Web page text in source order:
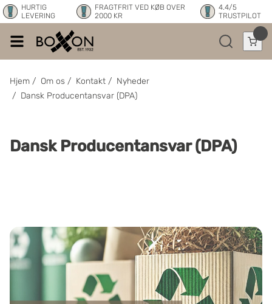
HURTIG
LEVERING
FRAGTFRIT VED KØB OVER
2000 KR
4.4/5
TRUSTPILOT
Hjem / Om os / Kontakt / Nyheder
/ Dansk Producentansvar (DPA)
Dansk Producentansvar (DPA)